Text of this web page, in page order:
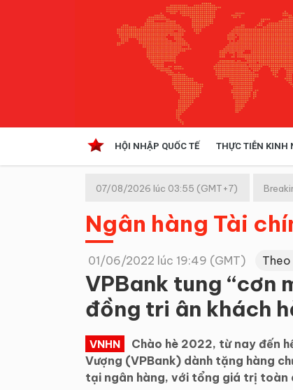
HỘI NHẬP QUỐC TẾ THỰC TIỄN KINH
Kinh tế hội nhập
Doanh nghiệp
07/08/2026 lúc 03:55 (GMT+7)
Ngân hàng Tài
01/06/2022 lúc 19:49 (GMT)
VPBank tung “cơn
đồng tri ân khách
VNHN
Chào hè 2022, từ nay đến
Vượng (VPBank) dành tặng hàng
tại ngân hàng, với tổng giá trị toàn